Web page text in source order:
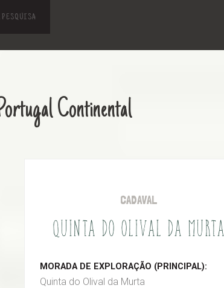
PESQUISA
Continental
CADAVAL
QUINTA DO OLIVAL DA MURTA
MORADA DE EXPLORAÇÃO (PRINCIPAL):
Quinta do Olival da Murta